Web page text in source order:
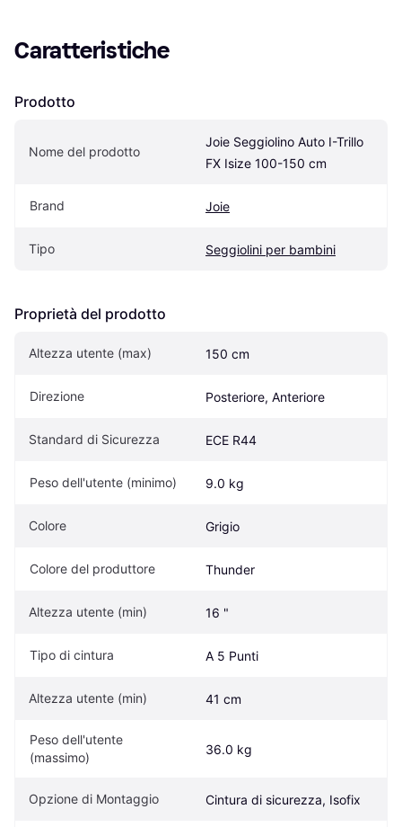
Caratteristiche
Prodotto
Nome del prodotto
Joie Seggiolino Auto I-Trillo
FX Isize 100-150 cm
Brand Joie
Tipo Seggiolini per bambini
Proprietà del prodotto
Altezza utente (max) 150 cm
Direzione Posteriore, Anteriore
Standard di Sicurezza ECE R44
Peso dell'utente (minimo) 9.0 kg
Colore Grigio
Colore del produttore Thunder
Altezza utente (min) 16 "
Tipo di cintura A 5 Punti
Altezza utente (min) 41 cm
Peso dell'utente
(massimo)
36.0 kg
Opzione di Montaggio Cintura di sicurezza, Isofix